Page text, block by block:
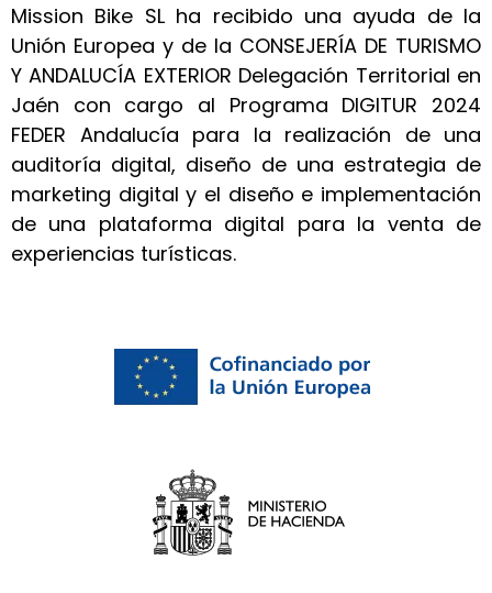
Mission Bike SL ha recibido una ayuda de la
Unión Europea y de la CONSEJERÍA DE TURISMO
Y ANDALUCÍA EXTERIOR Delegación Territorial en
Jaén con cargo al Programa DIGITUR 2024
FEDER Andalucía para la realización de una
auditoría digital, diseño de una estrategia de
marketing digital y el diseño e implementación
de una plataforma digital para la venta de
experiencias turísticas.